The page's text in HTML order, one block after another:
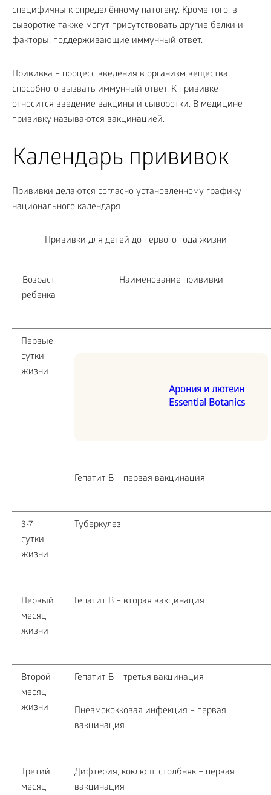
специфичны к определённому патогену. Кроме того, в
сыворотке также могут присутствовать другие белки и
факторы, поддерживающие иммунный ответ.
Прививка – процесс введения в организм вещества,
способного вызвать иммунный ответ. К прививке
относится введение вакцины и сыворотки. В медицине
прививку называются вакцинацией.
Календарь прививок
Прививки делаются согласно установленному графику
национального календаря.
Прививки для детей до первого года жизни
Возраст
ребенка
Наименование прививки
Первые
сутки
жизни
Арония и лютеин
Essential Botanics
Гепатит В – первая вакцинация
3-7
сутки
жизни
Туберкулез
Первый
месяц
жизни
Гепатит В – вторая вакцинация
Второй
месяц
жизни
Гепатит В – третья вакцинация
Пневмококковая инфекция – первая
вакцинация
Третий
месяц
Дифтерия, коклюш, столбняк – первая
вакцинация